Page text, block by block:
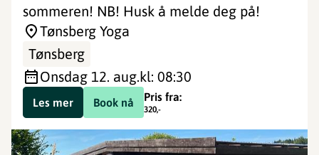
sommeren! NB! Husk å melde deg på!
Tønsberg Yoga
Tønsberg
onsdag 12. aug.kl: 08:30
Book nå Pris fra:
320,-
Les mer